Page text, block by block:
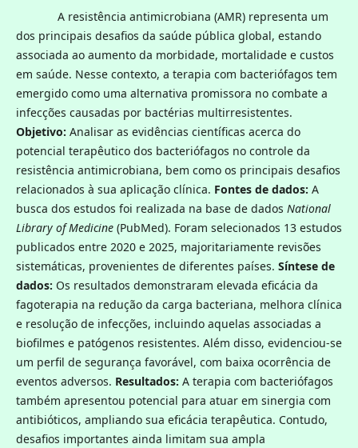
A resistência antimicrobiana (AMR) representa um
dos principais desafios da saúde pública global, estando
associada ao aumento da morbidade, mortalidade e custos
em saúde. Nesse contexto, a terapia com bacteriófagos tem
emergido como uma alternativa promissora no combate a
infecções causadas por bactérias multirresistentes.
Objetivo: Analisar as evidências científicas acerca do
potencial terapêutico dos bacteriófagos no controle da
resistência antimicrobiana, bem como os principais desafios
relacionados à sua aplicação clínica. Fontes de dados: A
busca dos estudos foi realizada na base de dados National
Library of Medicine (PubMed). Foram selecionados 13 estudos
publicados entre 2020 e 2025, majoritariamente revisões
sistemáticas, provenientes de diferentes países. Síntese de
dados: Os resultados demonstraram elevada eficácia da
fagoterapia na redução da carga bacteriana, melhora clínica
e resolução de infecções, incluindo aquelas associadas a
biofilmes e patógenos resistentes. Além disso, evidenciou-se
um perfil de segurança favorável, com baixa ocorrência de
eventos adversos. Resultados: A terapia com bacteriófagos
também apresentou potencial para atuar em sinergia com
antibióticos, ampliando sua eficácia terapêutica. Contudo,
desafios importantes ainda limitam sua ampla